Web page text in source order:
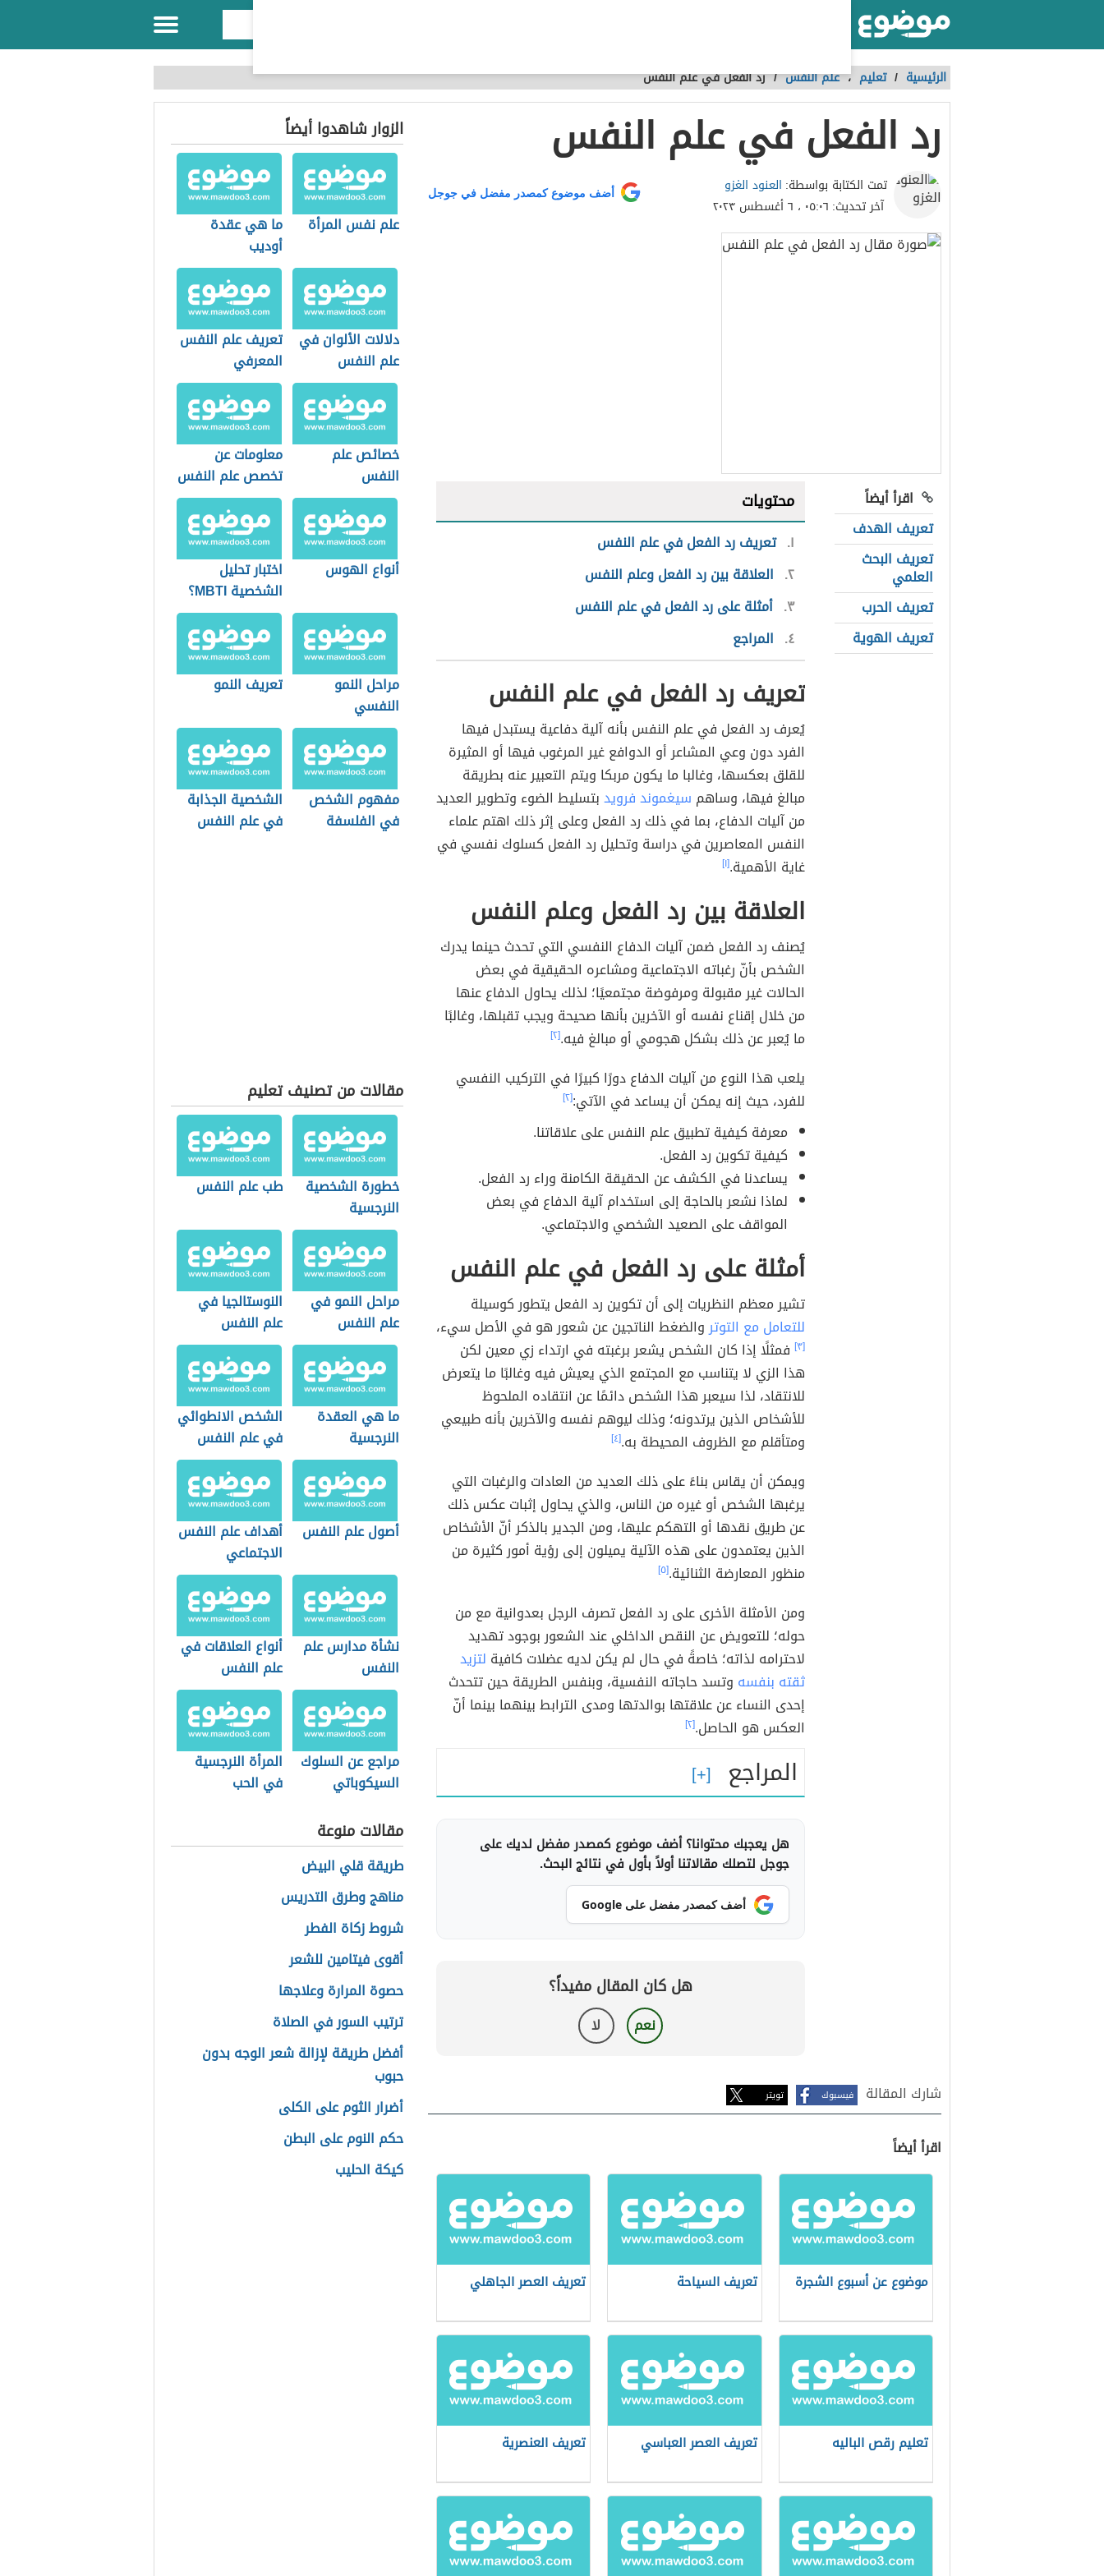
الرئيسية / تعليم ،علم النفس /رد الفعل في علم النفس
رد الفعل في علم النفس
تمت الكتابة بواسطة: العنود الغزو
آخر تحديث: ٠٥:٠٦ ، ٦ أغسطس ٢٠٢٣
أضف موضوع كمصدر مفضل في جوجل
اقرأ أيضاً
تعريف الهدف
تعريف البحث
العلمي
تعريف الحرب
تعريف الهوية
محتويات
١ تعريف رد الفعل في علم النفس
٢ العلاقة بين رد الفعل وعلم النفس
٣ أمثلة على رد الفعل في علم النفس
٤ المراجع
تعريف رد الفعل في علم النفس
يُعرف رد الفعل في علم النفس بأنه آلية دفاعية يستبدل فيها
الفرد دون وعي المشاعر أو الدوافع غير المرغوب فيها أو المثيرة
للقلق بعكسها، وغالبا ما يكون مربكا ويتم التعبير عنه بطريقة
مبالغ فيها، وساهم سيغموند فرويدبتسليط الضوء وتطوير العديد
من آليات الدفاع، بما في ذلك رد الفعل وعلى إثر ذلك اهتم علماء
النفس المعاصرين في دراسة وتحليل رد الفعل كسلوك نفسي في
غاية الأهمية.[١]
العلاقة بين رد الفعل وعلم النفس
يُصنف رد الفعل ضمن آليات الدفاع النفسي التي تحدث حينما يدرك
الشخص بأنّ رغباته الاجتماعية ومشاعره الحقيقية في بعض
الحالات غير مقبولة ومرفوضة مجتمعيًا؛ لذلك يحاول الدفاع عنها
من خلال إقناع نفسه أو الآخرين بأنها صحيحة ويجب تقبلها، وغالبًا
ما يُعبر عن ذلك بشكل هجومي أو مبالغ فيه.[٢]
يلعب هذا النوع من آليات الدفاع دورًا كبيرًا في التركيب النفسي
للفرد، حيث إنه يمكن أن يساعد في الآتي:[٢]
معرفة كيفية تطبيق علم النفس على علاقاتنا.
كيفية تكوين رد الفعل.
يساعدنا في الكشف عن الحقيقة الكامنة وراء رد الفعل.
لماذا نشعر بالحاجة إلى استخدام آلية الدفاع في بعض
المواقف على الصعيد الشخصي والاجتماعي.
أمثلة على رد الفعل في علم النفس
تشير معظم النظريات إلى أن تكوين رد الفعل يتطور كوسيلة
للتعامل مع التوتروالضغط الناتجين عن شعور هو في الأصل سيء،
[٣]
فمثلًا إذا كان الشخص يشعر برغبته في ارتداء زي معين لكن
هذا الزي لا يتناسب مع المجتمع الذي يعيش فيه وغالبًا ما يتعرض
للانتقاد، لذا سيعبر هذا الشخص دائمًا عن انتقاده الملحوظ
للأشخاص الذين يرتدونه؛ وذلك ليوهم نفسه والآخرين بأنه طبيعي
ومتأقلم مع الظروف المحيطة به.[٤]
ويمكن أن يقاس بناءً على ذلك العديد من العادات والرغبات التي
يرغبها الشخص أو غيره من الناس، والذي يحاول إثبات عكس ذلك
عن طريق نقدها أو التهكم عليها، ومن الجدير بالذكر أنّ الأشخاص
الذين يعتمدون على هذه الآلية يميلون إلى رؤية أمور كثيرة من
منظور المعارضة الثنائية.[٥]
ومن الأمثلة الأخرى على رد الفعل تصرف الرجل بعدوانية مع من
حوله؛ للتعويض عن النقص الداخلي عند الشعور بوجود تهديد
لاحترامه لذاته؛ خاصةً في حال لم يكن لديه عضلات كافية لتزيد
ثقته بنفسه وتسد حاجاته النفسية، وبنفس الطريقة حين تتحدث
إحدى النساء عن علاقتها بوالدتها ومدى الترابط بينهما بينما أنّ
العكس هو الحاصل.[٢]
المراجع
هل يعجبك محتوانا؟ أضف موضوع كمصدر مفضل لديك على
جوجل لتصلك مقالاتنا أولاً بأول في نتائج البحث.
أضف كمصدر مفضل على Google
هل كان المقال مفيداً؟
نعم لا
شارك المقالة فيسبوك تويتر
اقرأ أيضاً
موضوع عن أسبوع الشجرة تعريف السياحة تعريف العصر الجاهلي
تعليم رقص الباليه تعريف العصر العباسي تعريف العنصرية
الزوار شاهدوا أيضاً
علم نفس المرأة
ما هي عقدة
أوديب
دلالات الألوان في
علم النفس
تعريف علم النفس
المعرفي
خصائص علم
النفس
معلومات عن
تخصص علم النفس
أنواع الهوس
اختبار تحليل
الشخصية MBTI؟
مراحل النمو
النفسي
تعريف النمو
مفهوم الشخص
في الفلسفة
الشخصية الجذابة
في علم النفس
مقالات من تصنيف تعليم
خطورة الشخصية
النرجسية
طب علم النفس
مراحل النمو في
علم النفس
النوستالجيا في
علم النفس
ما هي العقدة
النرجسية
الشخص الانطوائي
في علم النفس
أصول علم النفس
أهداف علم النفس
الاجتماعي
نشأة مدارس علم
النفس
أنواع العلاقات في
علم النفس
مراجع عن السلوك
السيكوباتي
المرأة النرجسية
في الحب
مقالات منوعة
طريقة قلي البيض
مناهج وطرق التدريس
شروط زكاة الفطر
أقوى فيتامين للشعر
حصوة المرارة وعلاجها
ترتيب السور في الصلاة
أفضل طريقة لإزالة شعر الوجه بدون
حبوب
أضرار الثوم على الكلى
حكم النوم على البطن
كيكة الحليب